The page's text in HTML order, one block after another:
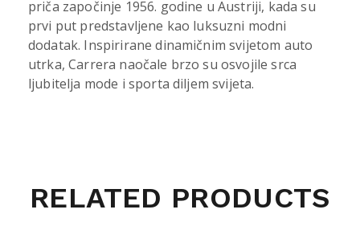
priča započinje 1956. godine u Austriji, kada su
prvi put predstavljene kao luksuzni modni
dodatak. Inspirirane dinamičnim svijetom auto
utrka, Carrera naočale brzo su osvojile srca
ljubitelja mode i sporta diljem svijeta.
RELATED PRODUCTS